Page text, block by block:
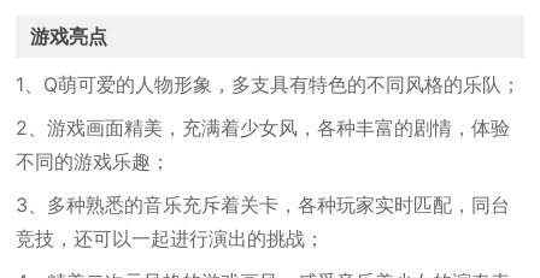
游戏亮点
1、Q萌可爱的人物形象，多支具有特色的不同风格的乐队；
2、游戏画面精美，充满着少女风，各种丰富的剧情，体验
不同的游戏乐趣；
3、多种熟悉的音乐充斥着关卡，各种玩家实时匹配，同台
竞技，还可以一起进行演出的挑战；